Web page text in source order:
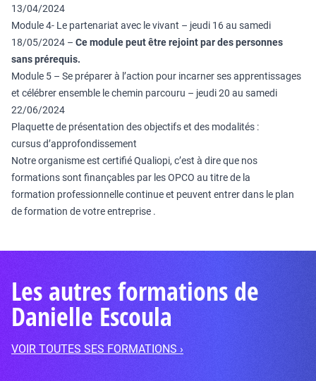
13/04/2024
Module 4- Le partenariat avec le vivant – jeudi 16 au samedi
18/05/2024 – Ce module peut être rejoint par des personnes
sans prérequis.
Module 5 – Se préparer à l’action pour incarner ses apprentissages
et célébrer ensemble le chemin parcouru – jeudi 20 au samedi
22/06/2024
Plaquette de présentation des objectifs et des modalités :
cursus d’approfondissement
Notre organisme est certifié Qualiopi, c’est à dire que nos
formations sont finançables par les OPCO au titre de la
formation professionnelle continue et peuvent entrer dans le plan
de formation de votre entreprise .
Les autres formations de
Danielle Escoula
VOIR TOUTES SES FORMATIONS ›